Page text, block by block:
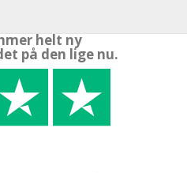
helt ny
på den lige nu.